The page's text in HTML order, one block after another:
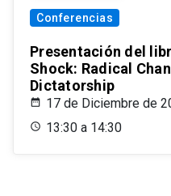
Conferencias
Presentación del
Shock: Radical
Dictatorship
17 de Diciembre de
13:30 a 14:30